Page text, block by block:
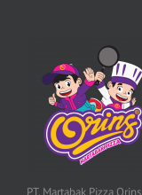
PT. Martabak Pizza Orins